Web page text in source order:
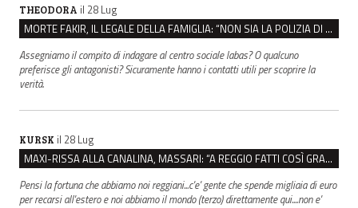
THEODORA il 28 Lug
MORTE FAKIR, IL LEGALE DELLA FAMIGLIA: “NON SIA LA POLIZIA DI STATO A INDAGARE”
Assegniamo il compito di indagare al centro sociale labas? O qualcuno
preferisce gli antagonisti? Sicuramente hanno i contatti utili per scoprire la
verità.
KURSK il 28 Lug
MAXI-RISSA ALLA CANALINA, MASSARI: “A REGGIO FATTI COSÌ GRAVI NON DEVONO TROVARE SPAZIO”
Pensi la fortuna che abbiamo noi reggiani...c'e' gente che spende migliaia di euro
per recarsi all'estero e noi abbiamo il mondo (terzo) direttamente qui....non e'